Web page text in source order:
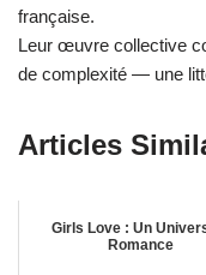
française.
Leur œuvre collective
de complexité — une
Articles
Girls Love : Un
Romance